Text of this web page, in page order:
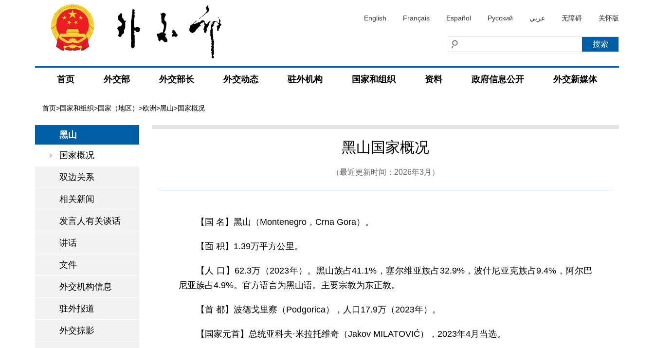
English Français Español Русский عربي 无障碍 关怀版
首页 外交部 外交部长 外交动态 驻外机构 国家和组织 资料 政府信息公开 外交新媒体
首页>国家和组织>国家（地区） >欧洲>黑山>国家概况
黑山
国家概况
双边关系
相关新闻
发言人有关谈话
讲话
文件
外交机构信息
驻外报道
外交掠影
黑山国家概况
（最近更新时间：2026年3月）
【国 名】黑山（Montenegro，Crna Gora）。
【面 积】1.39万平方公里。
【人 口】62.3万（2023年）。黑山族占41.1%，塞尔维亚族占32.9%，波什尼亚克族占9.4%，阿尔巴
尼亚族占4.9%。官方语言为黑山语。主要宗教为东正教。
【首 都】波德戈里察（Podgorica），人口17.9万（2023年）。
【国家元首】总统亚科夫·米拉托维奇（Jakov MILATOVIĆ），2023年4月当选。